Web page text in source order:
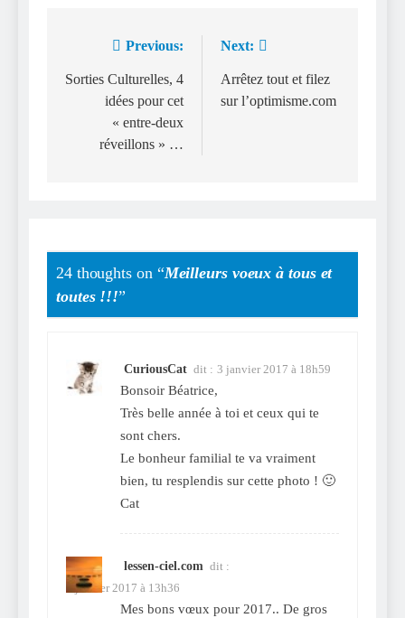
Navigation
de
l’article
Previous:
Sorties Culturelles, 4
idées pour cet
« entre-deux
réveillons » …
Next:
Arrêtez tout et filez
sur l’optimisme.com
24 thoughts on “Meilleurs voeux à tous et
toutes !!!”
CuriousCat dit : 3 janvier 2017 à 18h59
Bonsoir Béatrice,
Très belle année à toi et ceux qui te
sont chers.
Le bonheur familial te va vraiment
bien, tu resplendis sur cette photo ! 🙂
Cat
lessen-ciel.com dit :
3 janvier 2017 à 13h36
Mes bons vœux pour 2017.. De gros